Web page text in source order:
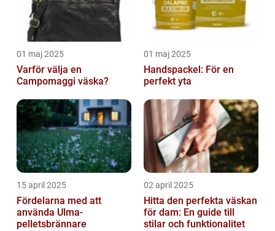
01 maj 2025
Varför välja en
Campomaggi väska?
01 maj 2025
Handspackel: För en
perfekt yta
15 april 2025
Fördelarna med att
använda Ulma-
pelletsbrännare
02 april 2025
Hitta den perfekta väskan
för dam: En guide till
stilar och funktionalitet